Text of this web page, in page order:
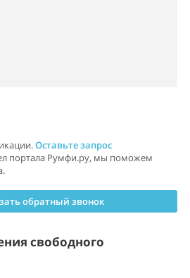
Оставьте запрос
портала Румфи.ру, мы поможем
обратный звонок
свободного